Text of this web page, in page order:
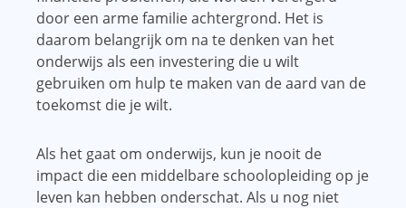
door een arme familie achtergrond. Het is
daarom belangrijk om na te denken van het
onderwijs als een investering die u wilt
gebruiken om hulp te maken van de aard van de
toekomst die je wilt.
Als het gaat om onderwijs, kun je nooit de
impact die een middelbare schoolopleiding op je
leven kan hebben onderschat. Als u nog niet